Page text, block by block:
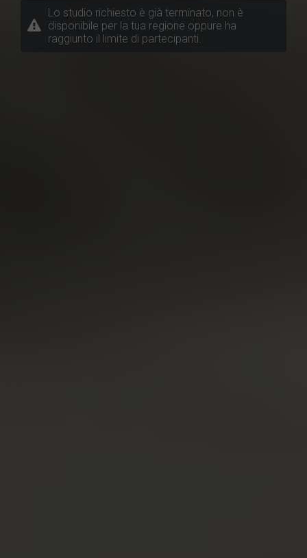
Lo studio richiesto è già terminato, non è
disponibile per la tua regione oppure ha
raggiunto il limite di partecipanti.